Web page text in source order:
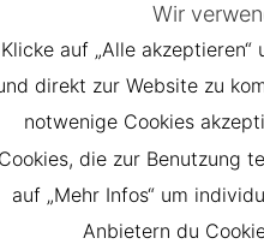
Wir
Klicke auf „Alle
direkt zur Website zu
notwenige Cookies
Cookies, die zur Benutzung
auf „Mehr Infos“ um
Anbietern du